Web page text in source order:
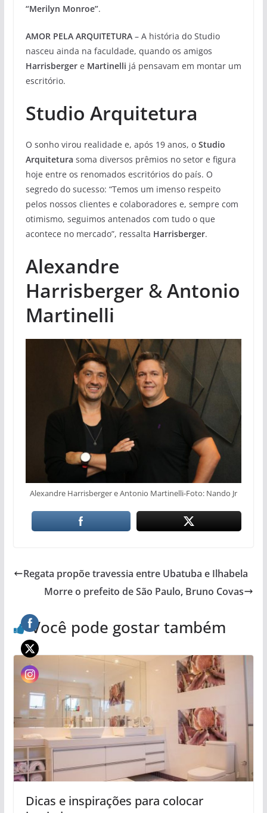
“Merilyn Monroe”.
AMOR PELA ARQUITETURA – A história do Studio
nasceu ainda na faculdade, quando os amigos
Harrisbergere Martinelli já pensavam em montar um
escritório.
Studio Arquitetura
O sonho virou realidade e, após 19 anos, o Studio
Arquitetura soma diversos prêmios no setor e figura
hoje entre os renomados escritórios do país. O
segredo do sucesso: “Temos um imenso respeito
pelos nossos clientes e colaboradores e, sempre com
otimismo, seguimos antenados com tudo o que
acontece no mercado”, ressalta Harrisberger.
Alexandre
Harrisberger &Antonio
Martinelli
Alexandre Harrisberger e Antonio Martinelli-Foto: Nando Jr
Regata propõe travessia entre Ubatuba e Ilhabela
Morre o prefeito de São Paulo, Bruno Covas
Você pode gostar também
Dicas e inspirações para colocar